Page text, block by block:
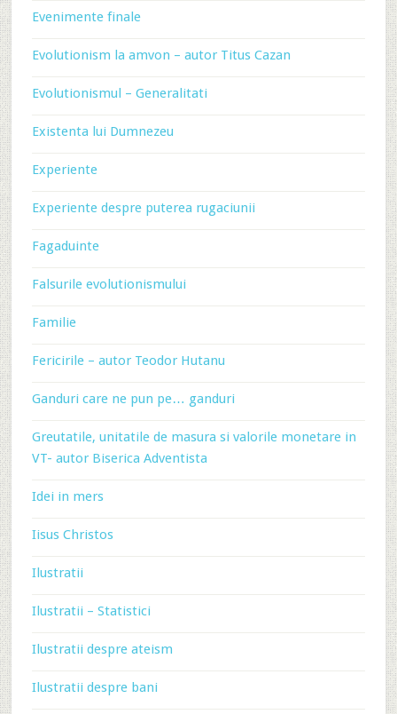
Evenimente finale
Evolutionism la amvon – autor Titus Cazan
Evolutionismul – Generalitati
Existenta lui Dumnezeu
Experiente
Experiente despre puterea rugaciunii
Fagaduinte
Falsurile evolutionismului
Familie
Fericirile – autor Teodor Hutanu
Ganduri care ne pun pe… ganduri
Greutatile, unitatile de masura si valorile monetare in
VT- autor Biserica Adventista
Idei in mers
Iisus Christos
Ilustratii
Ilustratii – Statistici
Ilustratii despre ateism
Ilustratii despre bani